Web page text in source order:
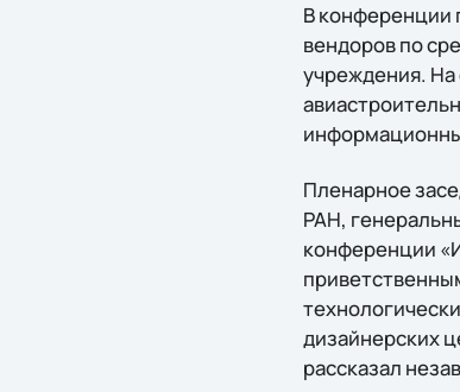
В конференции
вендоров по
учреждения.
Пленарное
РАН,
конференции
дизайнерских
рассказал